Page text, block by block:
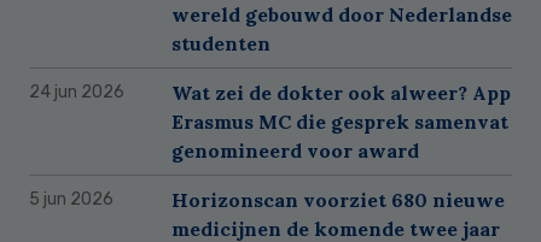
wereld gebouwd door Nederlandse
studenten
24 jun 2026
Wat zei de dokter ook alweer? App
Erasmus MC die gesprek samenvat
genomineerd voor award
5 jun 2026
Horizonscan voorziet 680 nieuwe
medicijnen de komende twee jaar